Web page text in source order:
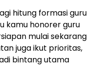
hitung formasi guru
kamu honorer guru
mulai sekarang
juga ikut prioritas,
bintang utama